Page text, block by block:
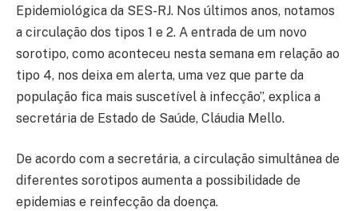
Epidemiológica da SES-RJ. Nos últimos anos, notamos
a circulação dos tipos 1 e 2. A entrada de um novo
sorotipo, como aconteceu nesta semana em relação ao
tipo 4, nos deixa em alerta, uma vez que parte da
população fica mais suscetível à infecção”, explica a
secretária de Estado de Saúde, Cláudia Mello.
De acordo com a secretária, a circulação simultânea de
diferentes sorotipos aumenta a possibilidade de
epidemias e reinfecção da doença.